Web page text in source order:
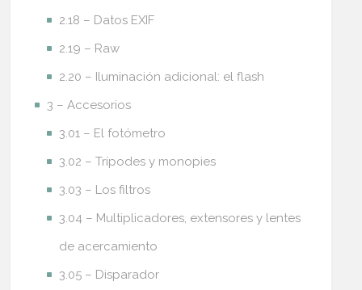
2.18 – Datos EXIF
2.19 – Raw
2.20 – Iluminación adicional: el flash
3 – Accesorios
3.01 – El fotómetro
3.02 – Trípodes y monopies
3.03 – Los filtros
3.04 – Multiplicadores, extensores y lentes
de acercamiento
3.05 – Disparador